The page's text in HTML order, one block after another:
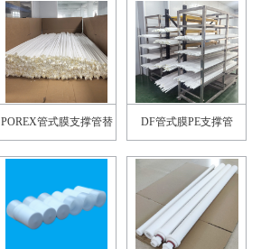
POREX管式膜支撑管替
换
DF管式膜PE支撑管